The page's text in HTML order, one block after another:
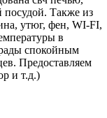
посудой. Также из
утюг, фен, WI-FI,
в
спокойным
Предоставляем
и т.д.)